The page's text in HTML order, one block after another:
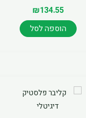
₪134.55
הוספה לסל